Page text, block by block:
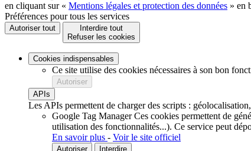
en cliquant sur « Mentions légales et protection des données » en
Préférences pour tous les services
Autoriser tout
Interdire tout
Refuser les cookies
Cookies indispensables
Ce site utilise des cookies nécessaires à son bon
Autoriser
APIs
Les APIs permettent de charger des scripts :
Google Tag Manager Ces cookies permettent de
utilisation des fonctionnalités...). Ce service peut
En savoir plus - Voir le site officiel
Autoriser
Interdire